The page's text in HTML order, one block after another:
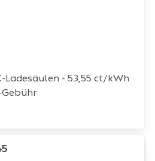
Ladesäulen - 53,55 ct/kWh
Gebühr